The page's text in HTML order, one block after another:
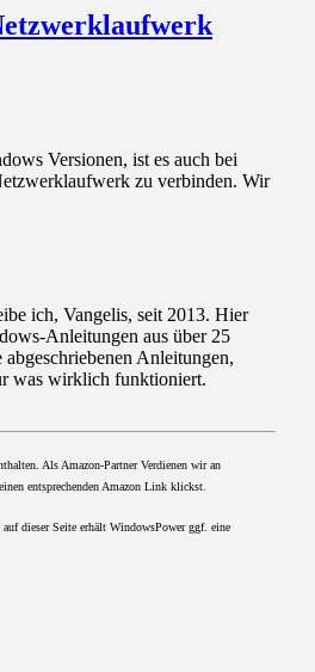
Versionen, ist es auch bei
zu verbinden. Wir
ich, Vangelis, seit 2013. Hier
Anleitungen aus über 25
Anleitungen,
was wirklich funktioniert.
Als Amazon-Partner Verdienen wir an
entsprechenden Amazon Link klickst.
dieser Seite erhält WindowsPower ggf. eine